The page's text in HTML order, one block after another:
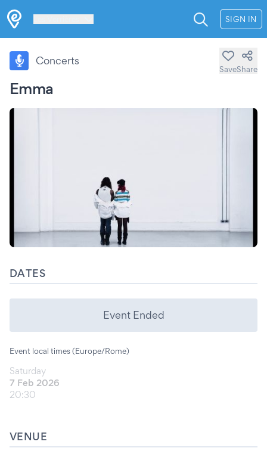
SIGN IN
Emma
Concerts
SaveShare
DATES
Event Ended
Event local times (Europe/Rome)
Saturday
7 Feb 2026
20:30
VENUE